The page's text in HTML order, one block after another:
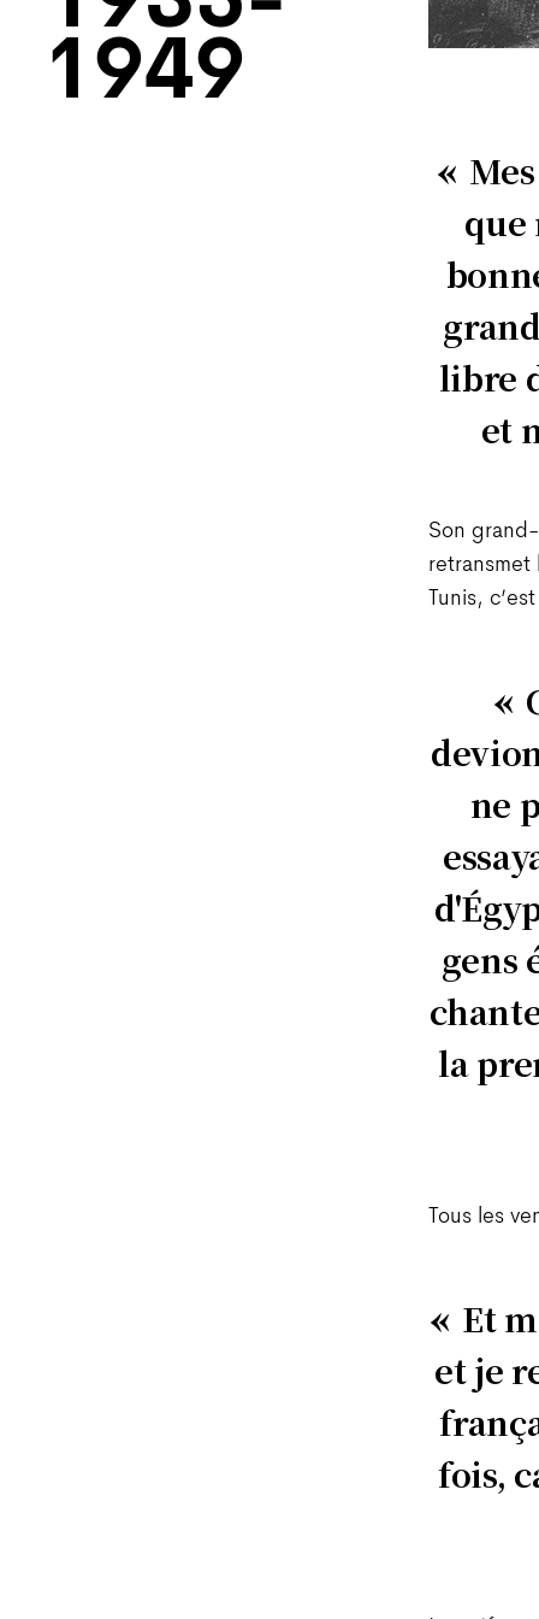
1949
que
libre
et
Son
retransmet
Tunis,
ne
gens
la
Tous les
Et
et je
fois,